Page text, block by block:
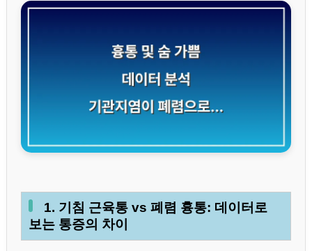
1. 기침 근육통 vs 폐렴 흉통: 데이터로
보는 통증의 차이